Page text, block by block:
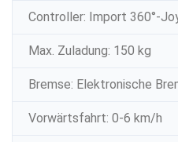
Controller: Import 360°-
Max. Zuladung: 150 kg
Bremse: Elektronische
Vorwärtsfahrt: 0-6 km/h